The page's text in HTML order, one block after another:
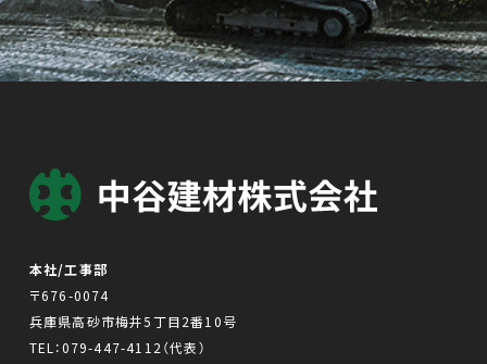
本社/工事部
〒676-0074
兵庫県高砂市梅井5丁目2番10号
TEL：079-447-4112 （代表）